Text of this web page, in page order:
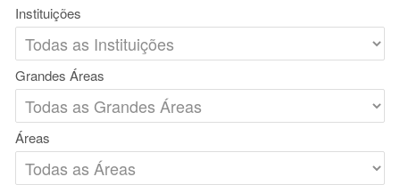
Instituições
Grandes Áreas
Áreas